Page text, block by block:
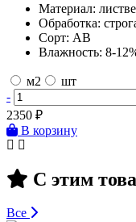
Материал:
Обработка:
Сорт: AB
Влажность: 8-
м2
шт
-
2350 ₽
В корзину
С этим
Все